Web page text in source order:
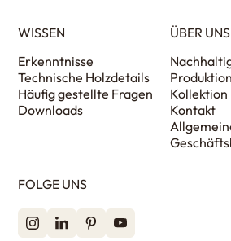
WISSEN
Erkenntnisse
Technische Holzdetails
Häufig gestellte Fragen
Downloads
ÜBER UNS
Kollektion
Kontakt
FOLGE UNS